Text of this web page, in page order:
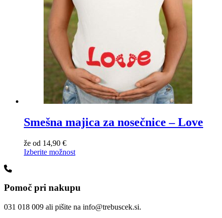
Smešna majica za nosečnice – Love
že od 14,90 €
Izberite možnost
Pomoč pri nakupu
031 018 009 ali pišite na info@trebuscek.si.